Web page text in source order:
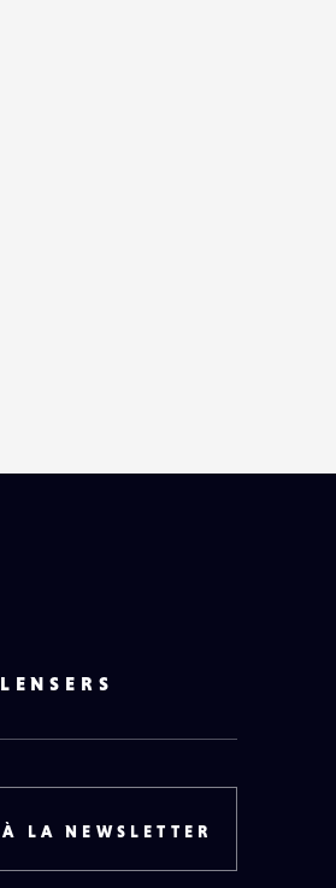
LA NEWSLETTER